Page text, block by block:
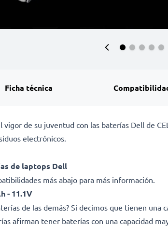
Ficha técnica
de su juventud con las baterías Dell de
electrónicos.
de laptops Dell
más abajo para más información.
- 11.1V
de las demás? Si decimos que tienen
afirman tener baterías con una capacidad